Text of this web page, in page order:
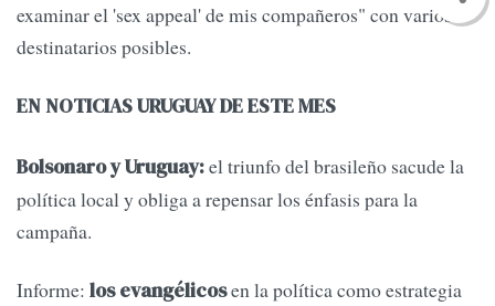
examinar el 'sex appeal' de mis compañeros" con varios
destinatarios posibles.
EN NOTICIAS URUGUAY DE ESTE MES
Bolsonaro y Uruguay:el triunfo del brasileño sacude la
política local y obliga a repensar los énfasis para la
campaña.
Informe: los evangélicosen la política como estrategia